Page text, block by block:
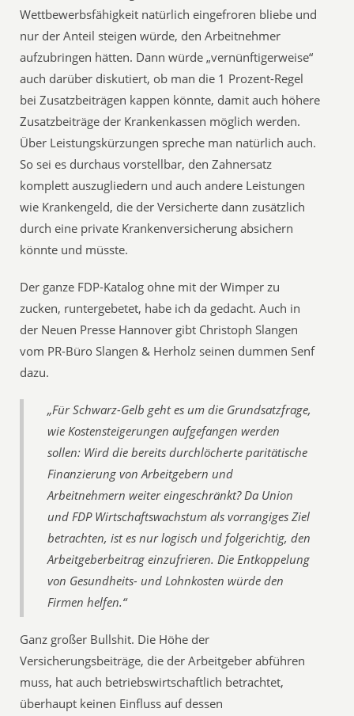
Wettbewerbsfähigkeit natürlich eingefroren bliebe und
nur der Anteil steigen würde, den Arbeitnehmer
aufzubringen hätten. Dann würde „vernünftigerweise“
auch darüber diskutiert, ob man die 1 Prozent-Regel
bei Zusatzbeiträgen kappen könnte, damit auch höhere
Zusatzbeiträge der Krankenkassen möglich werden.
Über Leistungskürzungen spreche man natürlich auch.
So sei es durchaus vorstellbar, den Zahnersatz
komplett auszugliedern und auch andere Leistungen
wie Krankengeld, die der Versicherte dann zusätzlich
durch eine private Krankenversicherung absichern
könnte und müsste.
Der ganze FDP-Katalog ohne mit der Wimper zu
zucken, runtergebetet, habe ich da gedacht. Auch in
der Neuen Presse Hannover gibt Christoph Slangen
vom PR-Büro Slangen & Herholz seinen dummen Senf
dazu.
„Für Schwarz-Gelb geht es um die Grundsatzfrage,
wie Kostensteigerungen aufgefangen werden
sollen: Wird die bereits durchlöcherte paritätische
Finanzierung von Arbeitgebern und
Arbeitnehmern weiter eingeschränkt? Da Union
und FDP Wirtschaftswachstum als vorrangiges Ziel
betrachten, ist es nur logisch und folgerichtig, den
Arbeitgeberbeitrag einzufrieren. Die Entkoppelung
von Gesundheits- und Lohnkosten würde den
Firmen helfen.“
Ganz großer Bullshit. Die Höhe der
Versicherungsbeiträge, die der Arbeitgeber abführen
muss, hat auch betriebswirtschaftlich betrachtet,
überhaupt keinen Einfluss auf dessen